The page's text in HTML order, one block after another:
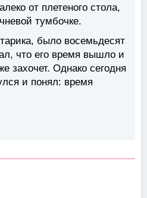
от плетеного стола,
тумбочке.
было восемьдесят
что его время вышло и
захочет. Однако сегодня
и понял: время